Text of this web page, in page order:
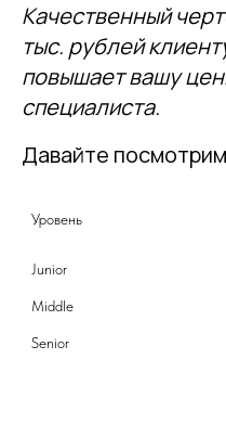
Качественный
тыс. рублей
повышает вашу
специалиста.
Давайте
Уровень
Junior
Middle
Senior